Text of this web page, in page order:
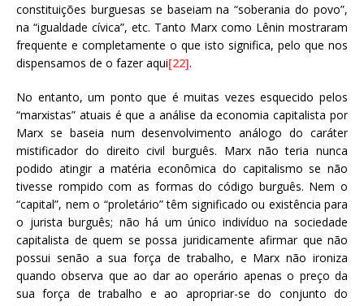
constituições burguesas se baseiam na “soberania do povo”,
na “igualdade cívica”, etc. Tanto Marx como Lênin mostraram
frequente e completamente o que isto significa, pelo que nos
dispensamos de o fazer aqui[22].
No entanto, um ponto que é muitas vezes esquecido pelos
“marxistas” atuais é que a análise da economia capitalista por
Marx se baseia num desenvolvimento análogo do caráter
mistificador do direito civil burguês. Marx não teria nunca
podido atingir a matéria econômica do capitalismo se não
tivesse rompido com as formas do código burguês. Nem o
“capital”, nem o “proletário” têm significado ou existência para
o jurista burguês; não há um único indivíduo na sociedade
capitalista de quem se possa juridicamente afirmar que não
possui senão a sua força de trabalho, e Marx não ironiza
quando observa que ao dar ao operário apenas o preço da
sua força de trabalho e ao apropriar-se do conjunto do